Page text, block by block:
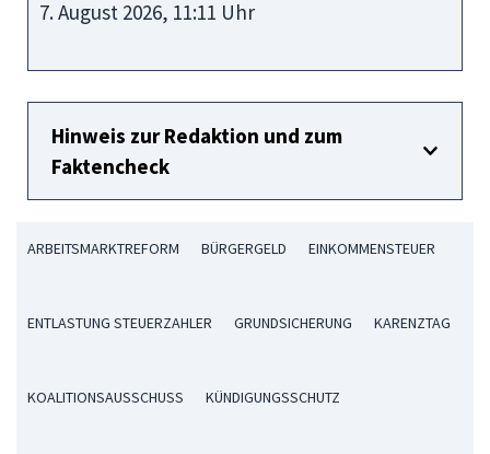
7. August 2026, 11:11 Uhr
Hinweis zur Redaktion und zum
Faktencheck
ARBEITSMARKTREFORM BÜRGERGELD EINKOMMENSTEUER
ENTLASTUNG STEUERZAHLER GRUNDSICHERUNG KARENZTAG
KOALITIONSAUSSCHUSS KÜNDIGUNGSSCHUTZ